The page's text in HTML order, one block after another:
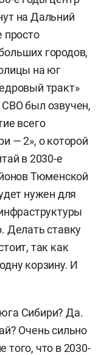
на Дальний
просто
городов,
на юг
тракт»
был озвучен,
всего
— 2», о которой
в 2030-е
Тюменской
нужен для
Делать ставку
так как
корзину. И
Сибири? Да.
Очень сильно
того, что в 2030-